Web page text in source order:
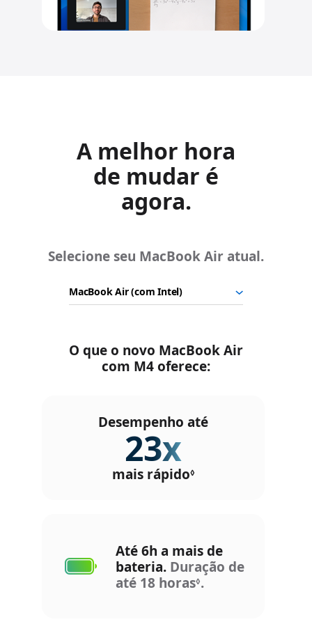
A melhor hora
de mudar é
agora.
Selecione seu MacBook Air atual.
O que o novo MacBook Air
com M4 oferece:
Desempenho até
23x
mais rápido◊
l
t
a
Até 6h a mais de
bateria. Duração de
até 18 horas◊C.